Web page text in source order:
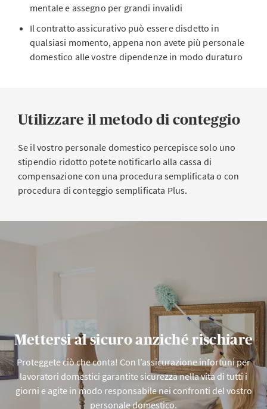
mentale e assegno per grandi invalidi
Il contratto assicurativo può essere disdetto in
qualsiasi momento, appena non avete più personale
domestico alle vostre dipendenze in modo duraturo
Utilizzare il metodo di conteggio
Se il vostro personale domestico percepisce solo uno
stipendio ridotto potete notificarlo alla cassa di
compensazione con una procedura semplificata o con
procedura di conteggio semplificata Plus.
Mettersi al sicuro anziché rischiare
Proteggete ciò che conta! Con l’assicurazione infortuni per
lavoratori domestici garantite sicurezza nella vita di tutti i
giorni e agite in modo responsabile nei confronti del vostro
personale domestico.